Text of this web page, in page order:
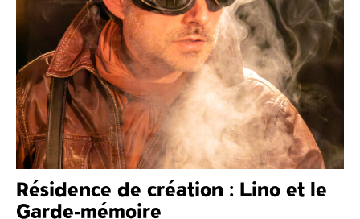
Résidence de création : Lino et le
Garde-mémoire